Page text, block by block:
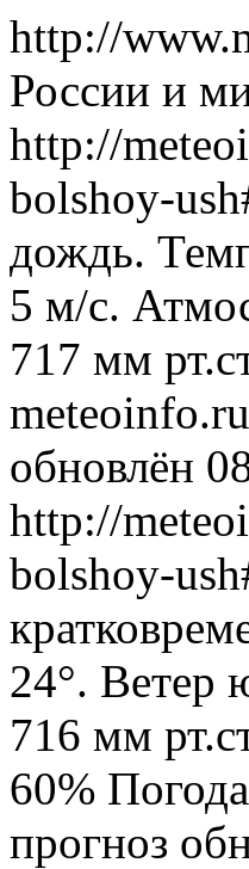
http://
России и
http://
bolshoy-
дождь.
5 м/с.
717 мм
обновлён
http://
bolshoy-
24°. Ветер
716 мм
60% Погода
прогноз